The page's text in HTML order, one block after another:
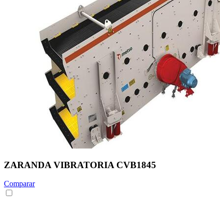
ZARANDA VIBRATORIA CVB1845
Comparar